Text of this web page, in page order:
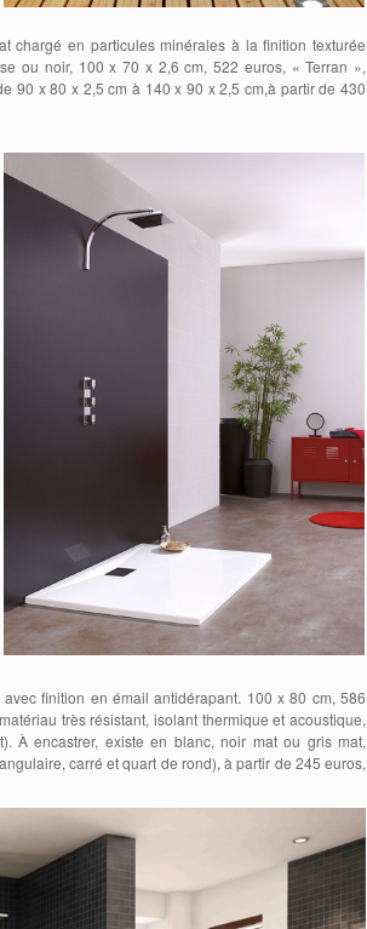
chargé en particules minérales à la finition texturée
ou noir, 100 x 70 x 2,6 cm, 522 euros, « Terran »,
90 x 80 x 2,5 cm à 140 x 90 x 2,5 cm,à partir de 430
finition en émail antidérapant. 100 x 80 cm, 586
très résistant, isolant thermique et acoustique,
À encastrer, existe en blanc, noir mat ou gris mat,
carré et quart de rond), à partir de 245 euros,